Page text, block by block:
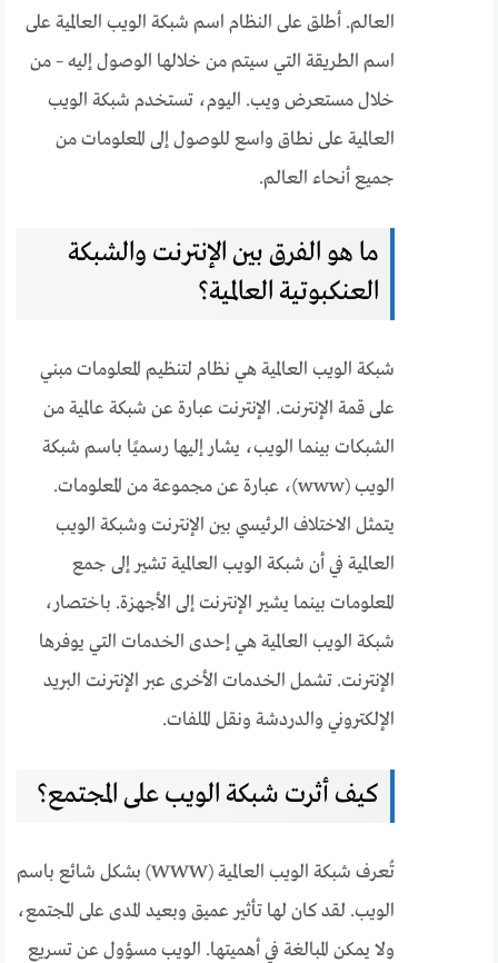
العالم. أطلق على النظام اسم شبكة الويب العالمية على
اسم الطريقة التي سيتم من خلالها الوصول إليه – من
خلال مستعرض ويب. اليوم، تستخدم شبكة الويب
العالمية على نطاق واسع للوصول إلى المعلومات من
جميع أنحاء العالم.
ما هو الفرق بين الإنترنت والشبكة
العنكبوتية العالمية؟
شبكة الويب العالمية هي نظام لتنظيم المعلومات مبني
على قمة الإنترنت. الإنترنت عبارة عن شبكة عالمية من
الشبكات بينما الويب، يشار إليها رسميًا باسم شبكة
الويب (www)، عبارة عن مجموعة من المعلومات.
يتمثل الاختلاف الرئيسي بين الإنترنت وشبكة الويب
العالمية في أن شبكة الويب العالمية تشير إلى جمع
المعلومات بينما يشير الإنترنت إلى الأجهزة. باختصار،
شبكة الويب العالمية هي إحدى الخدمات التي يوفرها
الإنترنت. تشمل الخدمات الأخرى عبر الإنترنت البريد
الإلكتروني والدردشة ونقل الملفات.
كيف أثرت شبكة الويب على المجتمع؟
تُعرف شبكة الويب العالمية (WWW) بشكل شائع باسم
الويب. لقد كان لها تأثير عميق وبعيد المدى على المجتمع،
ولا يمكن المبالغة في أهميتها. الويب مسؤول عن تسريع